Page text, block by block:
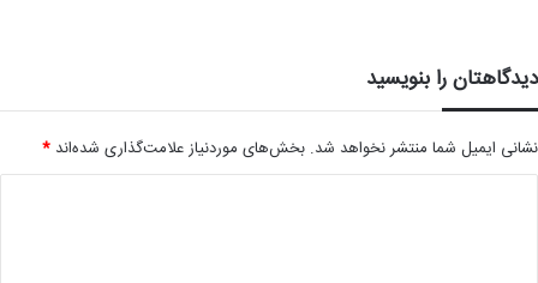
دیدگاهتان را بنویسید
نشانی ایمیل شما منتشر نخواهد شد. بخش‌های موردنیاز علامت‌گذاری شده‌اند *